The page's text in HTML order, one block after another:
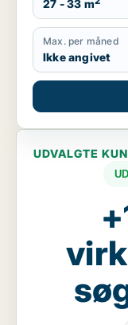
27 - 33 m
Max. per måned
Ikke angivet
UDVALGTE